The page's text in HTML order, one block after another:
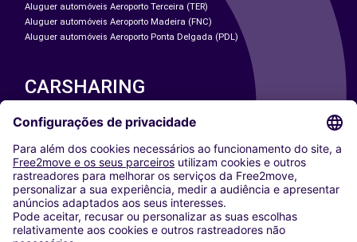
Aluguer automóveis Aeroporto Terceira (TER)
Aluguer automóveis Aeroporto Madeira (FNC)
Aluguer automóveis Aeroporto Ponta Delgada (PDL)
CARSHARING
NOSSAS CIDADES
Washington DC
Milan
Rome
Turin
Vienna
Berlin
Cologne